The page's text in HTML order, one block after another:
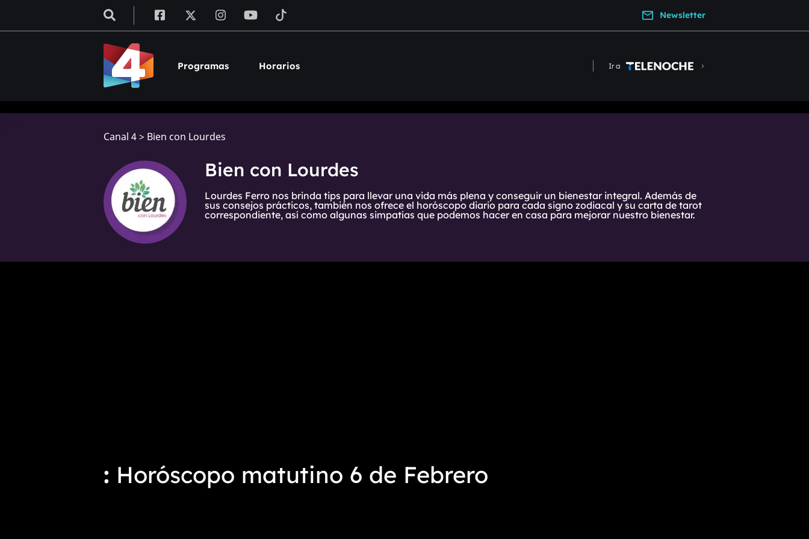
Newsletter
Programas Horarios Ir a
Canal 4> Bien con Lourdes
Bien con Lourdes
Lourdes Ferro nos brinda tips para llevar una vida más plena y conseguir un bienestar integral. Además de
sus consejos prácticos, también nos ofrece el horóscopo diario para cada signo zodiacal y su carta de tarot
correspondiente, así como algunas simpatías que podemos hacer en casa para mejorar nuestro bienestar.
Horóscopo matutino 6 de Febrero